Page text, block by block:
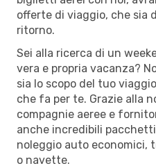
offerte di viaggio, che sia
ritorno.
Sei alla ricerca di un
vera e propria vacanza?
sia lo scopo del tuo
che fa per te. Grazie alla
compagnie aeree e
anche incredibili
noleggio auto economici,
o navette.